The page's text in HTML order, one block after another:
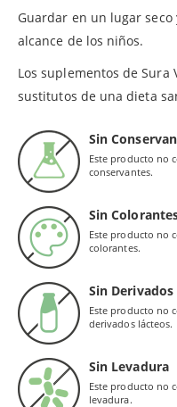
Guardar en un lugar
alcance de los niños.
Los suplementos de
sustitutos de una dieta
Sin
Este producto no
conservantes.
Sin
Este producto no
colorantes.
Sin Derivados
Este producto no
derivados lácteos.
Sin Levadura
Este producto no
levadura.